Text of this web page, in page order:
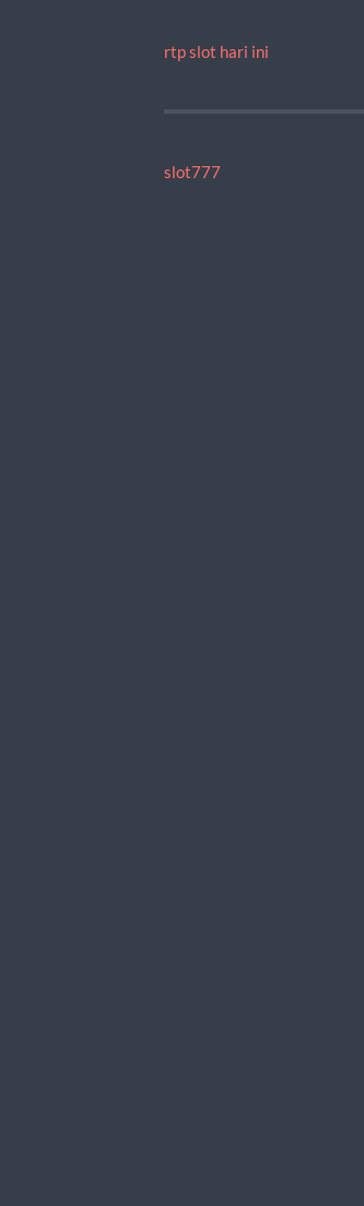
rtp slot hari ini
slot777